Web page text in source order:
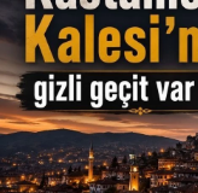
Devrekani
Doğanyurt
Hanönü